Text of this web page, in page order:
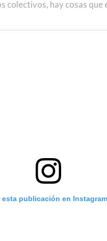
colectivos, hay cosas que
esta publicación en Instagram